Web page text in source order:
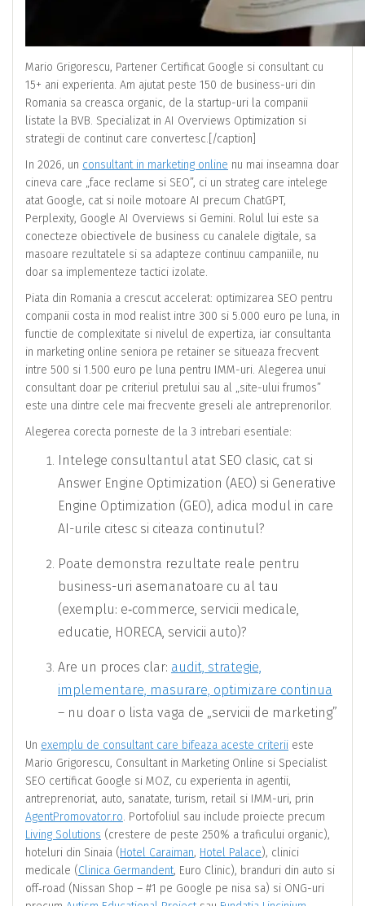
Mario Grigorescu, Partener Certificat Google si consultant cu
15+ ani experienta. Am ajutat peste 150 de business-uri din
Romania sa creasca organic, de la startup-uri la companii
listate la BVB. Specializat in AI Overviews Optimization si
strategii de continut care convertesc.[/caption]
In 2026, un consultant in marketing online nu mai inseamna doar
cineva care „face reclame si SEO”, ci un strateg care intelege
atat Google, cat si noile motoare AI precum ChatGPT,
Perplexity, Google AI Overviews si Gemini. Rolul lui este sa
conecteze obiectivele de business cu canalele digitale, sa
masoare rezultatele si sa adapteze continuu campaniile, nu
doar sa implementeze tactici izolate.
Piata din Romania a crescut accelerat: optimizarea SEO pentru
companii costa in mod realist intre 300 si 5.000 euro pe luna, in
functie de complexitate si nivelul de expertiza, iar consultanta
in marketing online seniora pe retainer se situeaza frecvent
intre 500 si 1.500 euro pe luna pentru IMM-uri. Alegerea unui
consultant doar pe criteriul pretului sau al „site-ului frumos”
este una dintre cele mai frecvente greseli ale antreprenorilor.
Alegerea corecta porneste de la 3 intrebari esentiale:
Intelege consultantul atat SEO clasic, cat si
Answer Engine Optimization (AEO) si Generative
Engine Optimization (GEO), adica modul in care
AI-urile citesc si citeaza continutul?
Poate demonstra rezultate reale pentru
business-uri asemanatoare cu al tau
(exemplu: e‑commerce, servicii medicale,
educatie, HORECA, servicii auto)?
Are un proces clar: audit, strategie,
implementare, masurare, optimizare continua
– nu doar o lista vaga de „servicii de marketing”
Un exemplu de consultant care bifeaza aceste criterii este
Mario Grigorescu, Consultant in Marketing Online si Specialist
SEO certificat Google si MOZ, cu experienta in agentii,
antreprenoriat, auto, sanatate, turism, retail si IMM-uri, prin
AgentPromovator.ro. Portofoliul sau include proiecte precum
Living Solutions (crestere de peste 250% a traficului organic),
hoteluri din Sinaia (Hotel Caraiman, Hotel Palace), clinici
medicale (Clinica Germandent, Euro Clinic), branduri din auto si
off‑road (Nissan Shop – #1 pe Google pe nisa sa) si ONG-uri